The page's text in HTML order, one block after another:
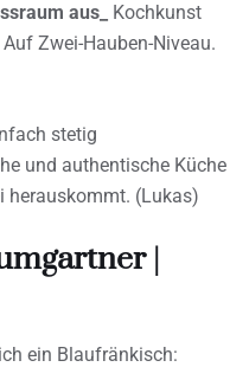
aus_
Kochkunst
Zwei-Hauben-Niveau.
stetig
und authentische Küche
herauskommt. (Lukas)
|
ein Blaufränkisch: